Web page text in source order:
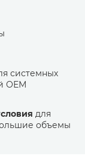
системных
ОЕМ
для
объемы